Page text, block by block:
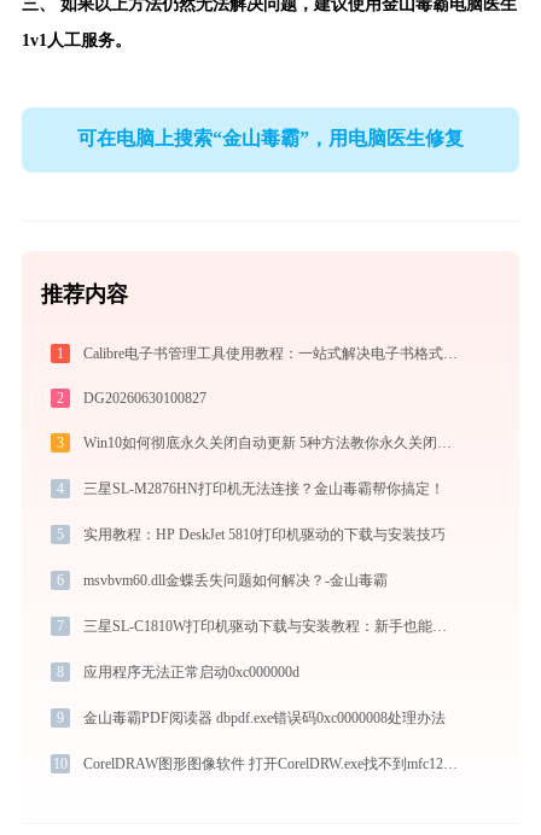
三、 如果以上方法仍然无法解决问题，建议使用金山毒霸电脑医生
1v1人工服务。
可在电脑上搜索“金山毒霸”，用电脑医生修复
推荐内容
1 Calibre电子书管理工具使用教程：一站式解决电子书格式转换、元数据管理与设备同步
2 DG20260630100827
3
4 三星SL-M2876HN打印机无法连接？金山毒霸帮你搞定！
5 实用教程：HP DeskJet 5810打印机驱动的下载与安装技巧
6 msvbvm60.dll金蝶丢失问题如何解决？-金山毒霸
7 三星SL-C1810W打印机驱动下载与安装教程：新手也能轻松搞定
8 应用程序无法正常启动0xc000000d
9 金山毒霸PDF阅读器 dbpdf.exe错误码0xc0000008处理办法
10 CorelDRAW图形图像软件 打开CorelDRW.exe找不到mfc120u.dll怎么办